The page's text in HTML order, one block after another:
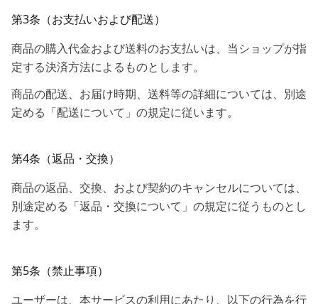
第3条（お支払いおよび配送）
商品の購入代金および送料のお支払いは、当ショップが指
定する決済方法によるものとします。
商品の配送、お届け時期、送料等の詳細については、別途
定める「配送について」の規定に従います。
第4条（返品・交換）
商品の返品、交換、および契約のキャンセルについては、
別途定める「返品・交換について」の規定に従うものとし
ます。
第5条（禁止事項）
ユーザーは、本サービスの利用にあたり、以下の行為を行